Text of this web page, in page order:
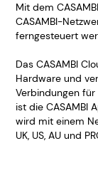
Mit dem
CASAMBI-
ferngesteuert
Das CASAMBI
Hardware und
Verbindungen
ist die CASAMBI
wird mit einem
UK, US, AU und